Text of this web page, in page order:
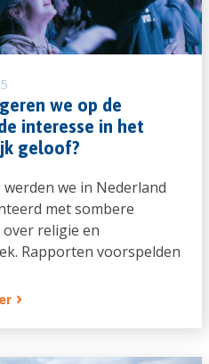
we op de
interesse in het
geloof?
werden we in Nederland
met sombere
religie en
Rapporten voorspelden